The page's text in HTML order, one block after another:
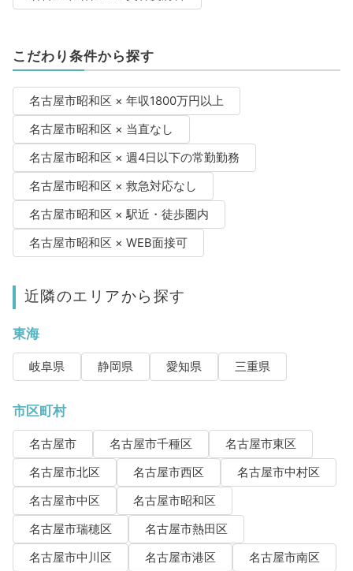
こだわり条件から探す
名古屋市昭和区 × 年収1800万円以上
名古屋市昭和区 × 当直なし
名古屋市昭和区 × 週4日以下の常勤勤務
名古屋市昭和区 × 救急対応なし
名古屋市昭和区 × 駅近・徒歩圏内
名古屋市昭和区 × WEB面接可
近隣のエリアから探す
東海
岐阜県 静岡県 愛知県 三重県
市区町村
名古屋市 名古屋市千種区
名古屋市東区
名古屋市北区
名古屋市西区
名古屋市中村区
名古屋市中区
名古屋市昭和区
名古屋市瑞穂区
名古屋市熱田区
名古屋市中川区
名古屋市港区
名古屋市南区